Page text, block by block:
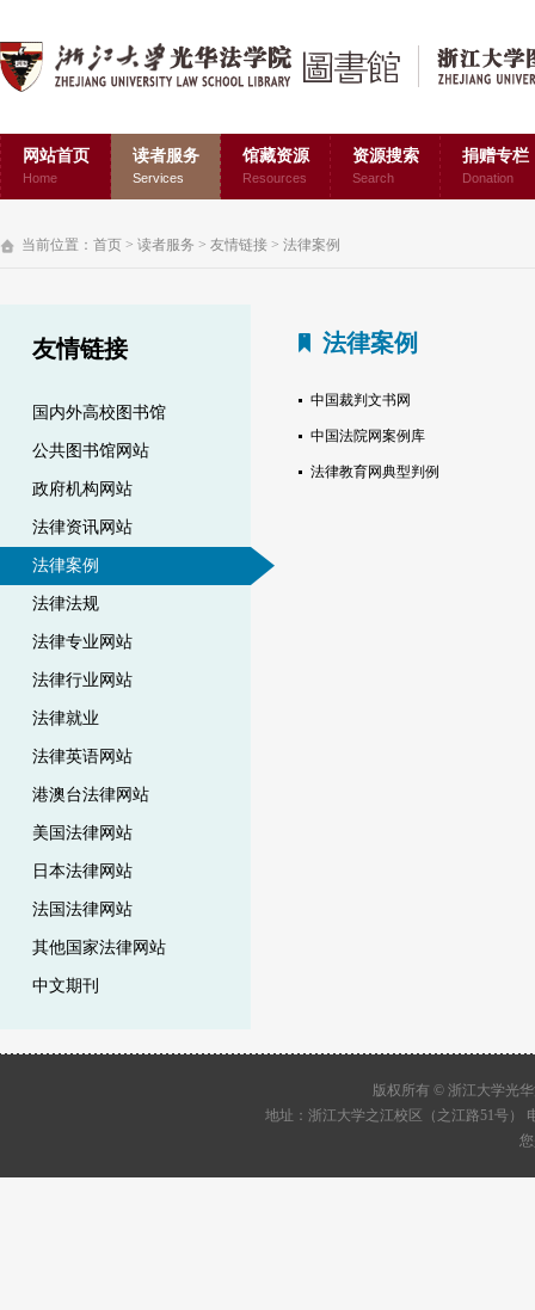
网站首页
Home
读者服务
Services
馆藏资源
Resources
资源搜索
Search
捐赠专栏
Donation
当前位置： 首页 > 读者服务 > 友情链接 > 法律案例
友情链接
国内外高校图书馆
公共图书馆网站
政府机构网站
法律资讯网站
法律案例
法律法规
法律专业网站
法律行业网站
法律就业
法律英语网站
港澳台法律网站
美国法律网站
日本法律网站
法国法律网站
其他国家法律网站
中文期刊
法律案例
中国裁判文书网
中国法院网案例库
法律教育网典型判例
版权所有 © 浙江大学光
地址：浙江大学之江校区（之江路51号）